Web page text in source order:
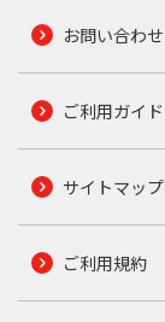
お問い合わせ
ご利用ガイド
サイトマップ
ご利用規約